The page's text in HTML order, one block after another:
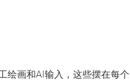
绘画和AI输入，这些摆在每个